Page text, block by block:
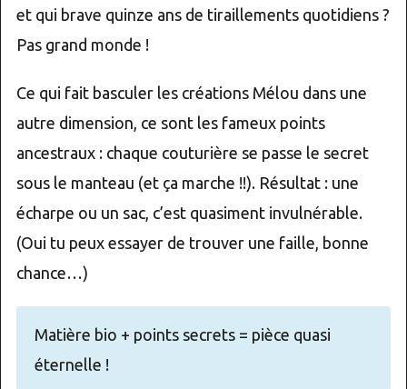
et qui brave quinze ans de tiraillements quotidiens ?
Pas grand monde !
Ce qui fait basculer les créations Mélou dans une
autre dimension, ce sont les fameux points
ancestraux : chaque couturière se passe le secret
sous le manteau (et ça marche !!). Résultat : une
écharpe ou un sac, c’est quasiment invulnérable.
(Oui tu peux essayer de trouver une faille, bonne
chance…)
Matière bio + points secrets = pièce quasi
éternelle !